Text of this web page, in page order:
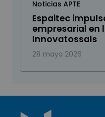
Noticias APTE
Espaitec
empresarial en
Innovatossals
28 mayo 2026